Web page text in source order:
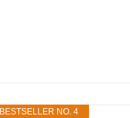
BESTSELLER NO. 4